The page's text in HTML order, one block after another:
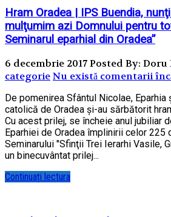
Hram Oradea | IPS Buendia,
mulţumim azi Domnului pentru
Seminarul eparhial din Oradea”
6 decembrie 2017Posted By: Doru
categorieNu există comentarii
De pomenirea Sfântul Nicolae, Eparhia
catolică de Oradea şi-au sărbătorit
Cu acest prilej, se încheie anul jubiliar
Eparhiei de Oradea împlinirii celor 225
Seminarului "Sfinţii Trei Ierarhi Vasile,
un binecuvântat prilej...
Continuați lectura